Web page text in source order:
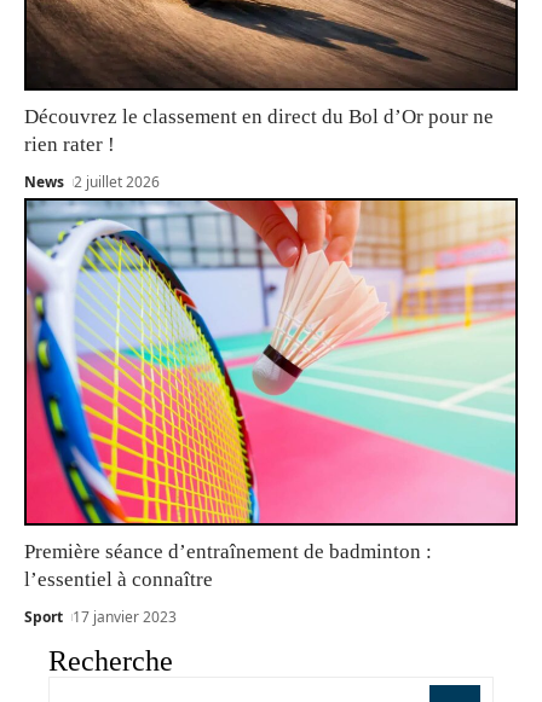
Découvrez le classement en direct du Bol d’Or pour ne
rien rater !
News 2 juillet 2026
Première séance d’entraînement de badminton :
l’essentiel à connaître
Sport 17 janvier 2023
Recherche